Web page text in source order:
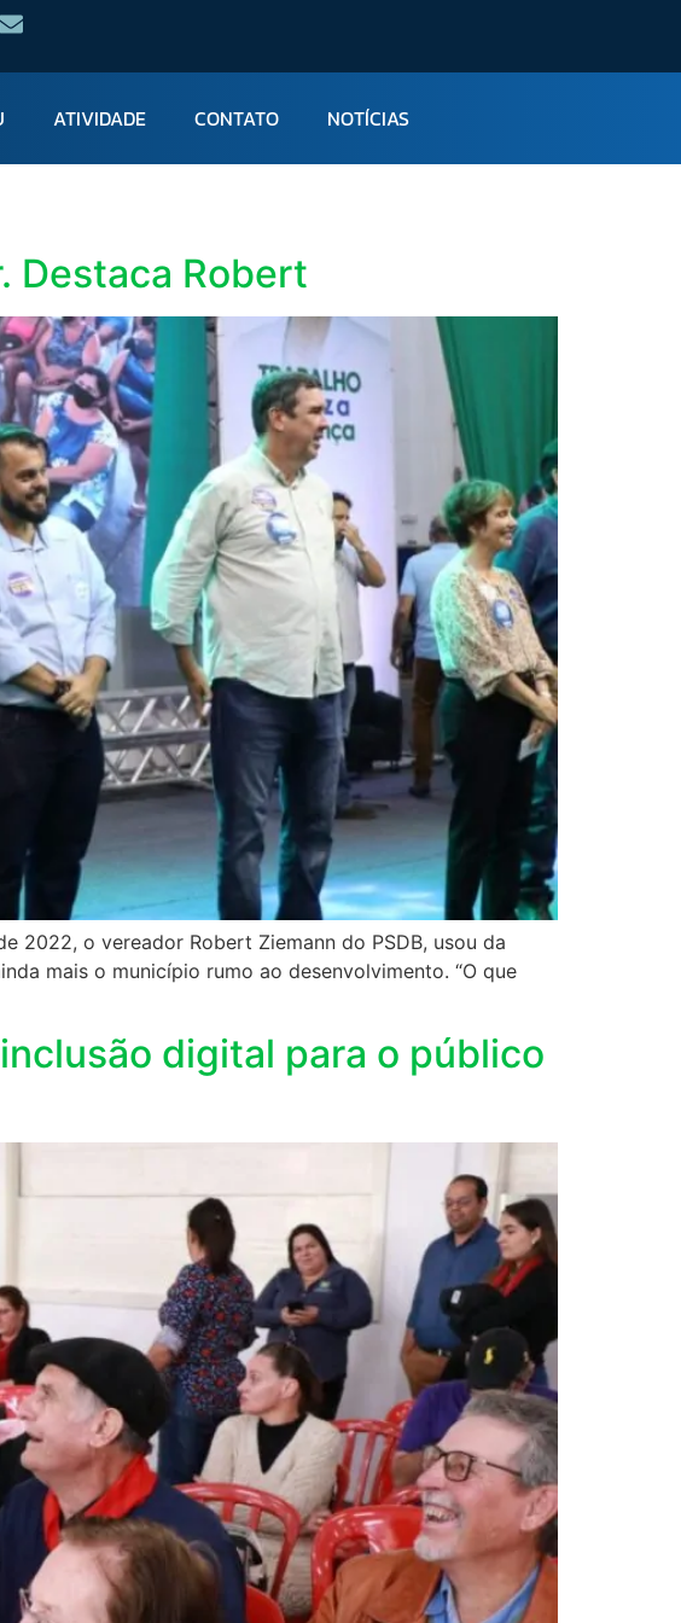
ATIVIDADE CONTATO NOTÍCIAS
Destaca Robert
2022, o vereador Robert Ziemann do PSDB, usou da
mais o município rumo ao desenvolvimento. “O que
digital para o público